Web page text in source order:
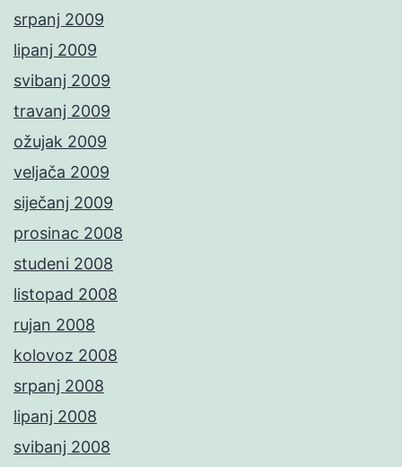
srpanj 2009
lipanj 2009
svibanj 2009
travanj 2009
ožujak 2009
veljača 2009
siječanj 2009
prosinac 2008
studeni 2008
listopad 2008
rujan 2008
kolovoz 2008
srpanj 2008
lipanj 2008
svibanj 2008